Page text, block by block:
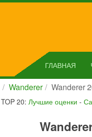
ГЛАВНАЯ
Wanderer Wanderer
TOP 20: Лучшие оценки -